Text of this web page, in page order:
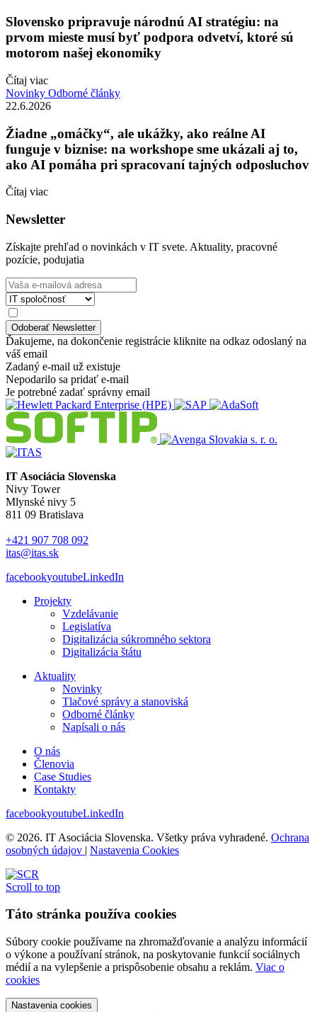
Slovensko pripravuje národnú AI stratégiu: na
prvom mieste musí byť podpora odvetví, ktoré sú
motorom našej ekonomiky
Čítaj viac
Novinky Odborné články
22.6.2026
Žiadne „omáčky“, ale ukážky, ako reálne AI
funguje v biznise: na workshope sme ukázali aj to,
ako AI pomáha pri spracovaní tajných odposluchov
Čítaj viac
Newsletter
Získajte prehľad o novinkách v IT svete. Aktuality, pracovné
pozície, podujatia
Ďakujeme, na dokončenie registrácie kliknite na odkaz odoslaný na
váš email
Zadaný e-mail už existuje
Nepodarilo sa pridať e-mail
Je potrebné zadať správny email
IT Asociácia Slovenska
Nivy Tower
Mlynské nivy 5
811 09 Bratislava
+421 907 708 092
itas@itas.sk
facebookyoutubeLinkedIn
Projekty
Vzdelávanie
Legislatíva
Digitalizácia súkromného sektora
Digitalizácia štátu
Aktuality
Novinky
Tlačové správy a stanoviská
Odborné články
Napísali o nás
O nás
Členovia
Case Studies
Kontakty
facebookyoutubeLinkedIn
© 2026. IT Asociácia Slovenska. Všetky práva vyhradené. Ochrana
osobných údajov | Nastavenia Cookies
Scroll to top
Táto stránka používa cookies
Súbory cookie používame na zhromažďovanie a analýzu informácií
o výkone a používaní stránok, na poskytovanie funkcií sociálnych
médií a na vylepšenie a prispôsobenie obsahu a reklám. Viac o
cookies
Nastavenia cookies